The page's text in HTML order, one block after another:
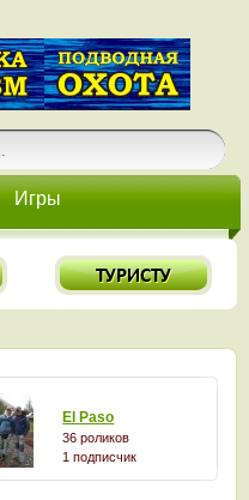
Игры
El Paso
36 роликов
1 подписчик